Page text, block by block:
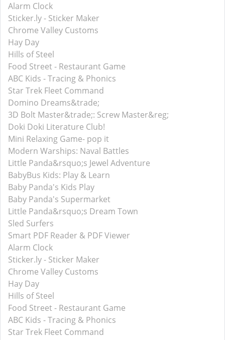
Alarm Clock
Sticker.ly - Sticker Maker
Chrome Valley Customs
Hay Day
Hills of Steel
Food Street - Restaurant Game
ABC Kids - Tracing & Phonics
Star Trek Fleet Command
Domino Dreams&trade;
3D Bolt Master&trade;: Screw Master&reg;
Doki Doki Literature Club!
Mini Relaxing Game- pop it
Modern Warships: Naval Battles
Little Panda&rsquo;s Jewel Adventure
BabyBus Kids: Play & Learn
Baby Panda's Kids Play
Baby Panda's Supermarket
Little Panda&rsquo;s Dream Town
Sled Surfers
Smart PDF Reader & PDF Viewer
Alarm Clock
Sticker.ly - Sticker Maker
Chrome Valley Customs
Hay Day
Hills of Steel
Food Street - Restaurant Game
ABC Kids - Tracing & Phonics
Star Trek Fleet Command